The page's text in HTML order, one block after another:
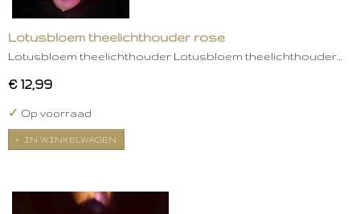
Lotusbloem theelichthouder rose
Lotusbloem theelichthouder Lotusbloem theelichthouder…
€ 12,99
✓ Op voorraad
IN WINKELWAGEN